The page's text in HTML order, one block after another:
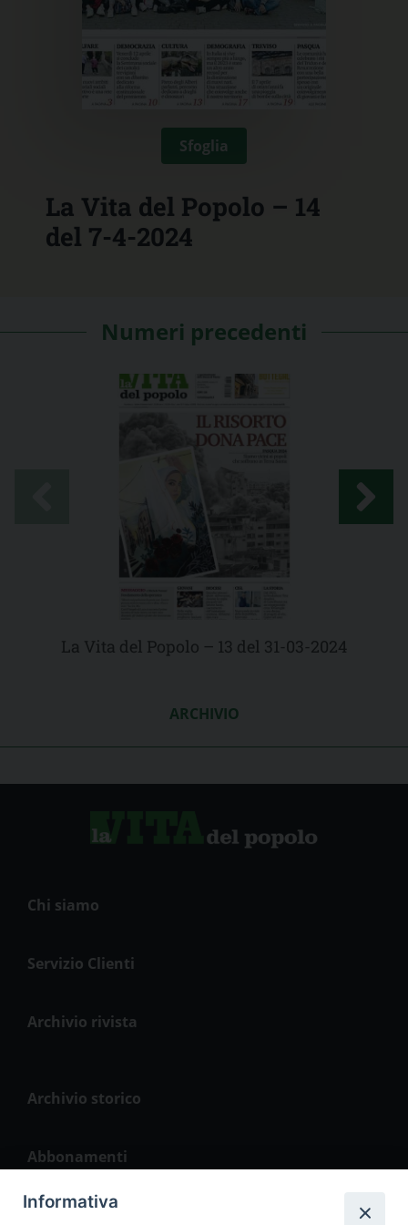
Sfoglia
La Vita del Popolo – 14
del 7-4-2024
Numeri precedenti
La Vita del Popolo – 13 del 31-03-2024
ARCHIVIO
Chi siamo
Servizio Clienti
Archivio rivista
Archivio storico
Abbonamenti
Informativa